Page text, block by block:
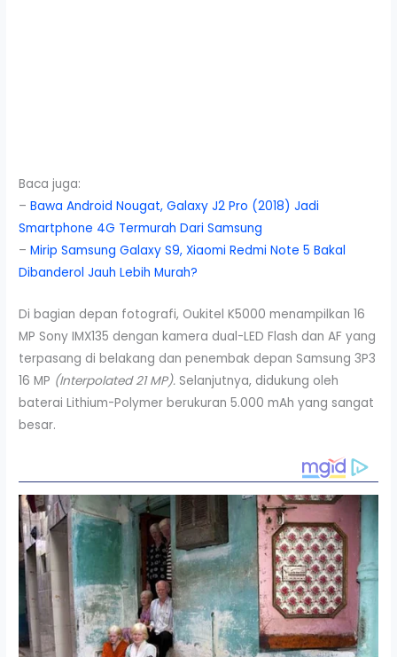
Baca juga:
–Bawa Android Nougat, Galaxy J2 Pro (2018) Jadi
Smartphone 4G Termurah Dari Samsung
–Mirip Samsung Galaxy S9, Xiaomi Redmi Note 5 Bakal
Dibanderol Jauh Lebih Murah?
Di bagian depan fotografi, Oukitel K5000 menampilkan 16
MP Sony IMX135 dengan kamera dual-LED Flash dan AF yang
terpasang di belakang dan penembak depan Samsung 3P3
16 MP (Interpolated 21 MP). Selanjutnya, didukung oleh
baterai Lithium-Polymer berukuran 5.000 mAh yang sangat
besar.